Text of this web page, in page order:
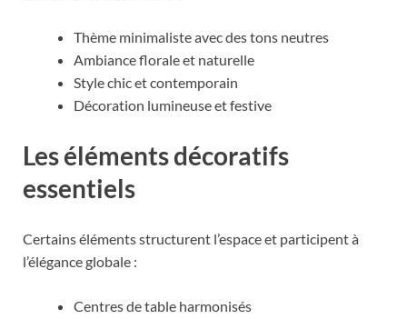
Thème minimaliste avec des tons neutres
Ambiance florale et naturelle
Style chic et contemporain
Décoration lumineuse et festive
Les éléments décoratifs
essentiels
Certains éléments structurent l’espace et participent à
l’élégance globale :
Centres de table harmonisés